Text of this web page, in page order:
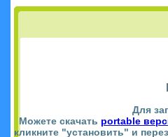
Для
Можете скачать portable
кликните "установить" и